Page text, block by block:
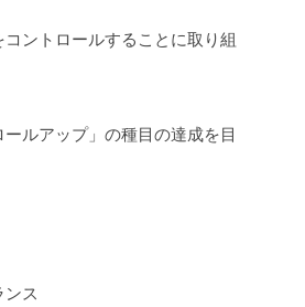
ントロールすることに取り組
ルアップ」の種目の達成を目
ンス